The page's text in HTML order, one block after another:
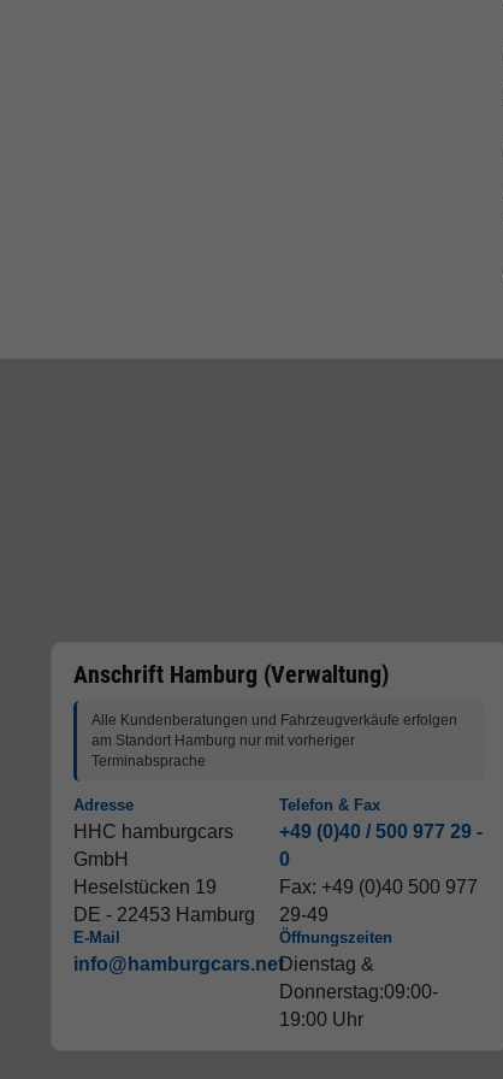
Anschrift Hamburg (Verwaltung)
Alle Kundenberatungen und Fahrzeugverkäufe erfolgen
am Standort Hamburg nur mit vorheriger
Terminabsprache
Adresse
HHC hamburgcars
GmbH
Heselstücken 19
DE - 22453 Hamburg
Telefon & Fax
+49 (0)40 / 500 977 29 -
0
Fax: +49 (0)40 500 977
29-49
E-Mail
info@hamburgcars.net
Öffnungszeiten
Dienstag &
Donnerstag:09:00-
19:00 Uhr